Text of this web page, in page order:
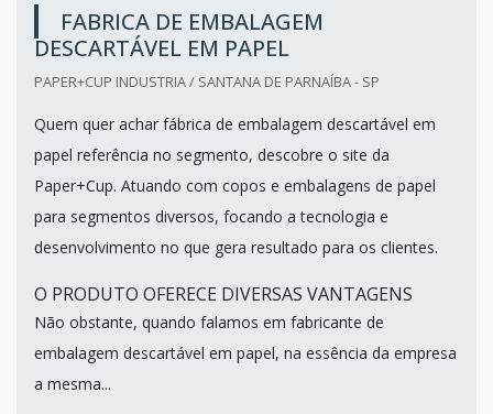
FABRICA DE EMBALAGEM
DESCARTÁVEL EM PAPEL
PAPER+CUP INDUSTRIA / SANTANA DE PARNAÍBA - SP
Quem quer achar fábrica de embalagem descartável em
papel referência no segmento, descobre o site da
Paper+Cup. Atuando com copos e embalagens de papel
para segmentos diversos, focando a tecnologia e
desenvolvimento no que gera resultado para os clientes.
O PRODUTO OFERECE DIVERSAS VANTAGENS
Não obstante, quando falamos em fabricante de
embalagem descartável em papel, na essência da empresa
a mesma...